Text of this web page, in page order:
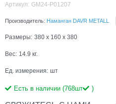
Артикул: GM24-P01207
Производитель: Наманган DAVR METALL
Размеры: 380 x 160 x 380
Вес: 14.9 кг.
Ед. измерения: шт
Есть в наличии (768шт )